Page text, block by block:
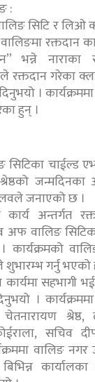
:
सिटि र लिओ
रक्तदान
भन्ने
रक्तदान गरेका
।
हुन् ।
चाईल्ड
जनाएको छ ।
अन्तर्गत
वालिङ
कार्यक्रमको
गर्नु भएको
कार्यमा सहभागी
।
चेतनारायण
सचिव
वालिङ नगर